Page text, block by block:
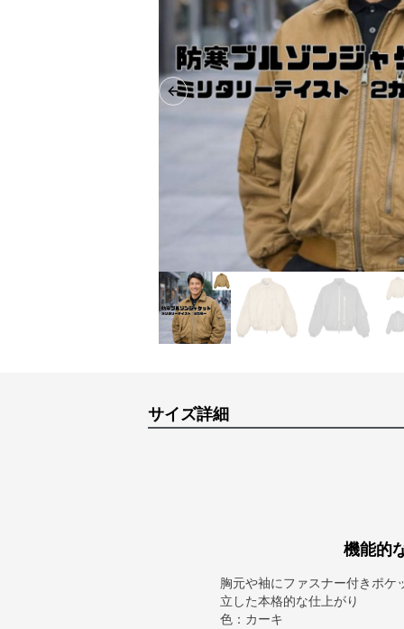
Previous slide
サイズ詳細
機能的
胸元や袖にファスナー付きポ
立した本格的な仕上がり
色：カーキ